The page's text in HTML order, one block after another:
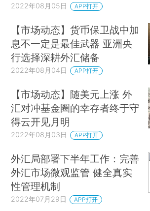
2022年08月05日 APP打开
【市场动态】货币保卫战中加
息不一定是最佳武器 亚洲央
行选择深耕外汇储备
2022年08月04日 APP打开
【市场动态】随美元上涨 外
汇对冲基金圈的幸存者终于守
得云开见月明
2022年08月03日 APP打开
外汇局部署下半年工作：完善
外汇市场微观监管 健全真实
性管理机制
2022年07月29日 APP打开